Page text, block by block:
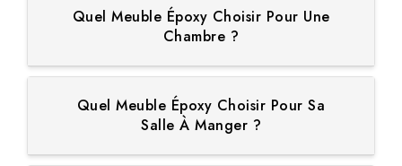
Quel Meuble Époxy Choisir Pour Une
Chambre ?
Quel Meuble Époxy Choisir Pour Sa
Salle À Manger ?